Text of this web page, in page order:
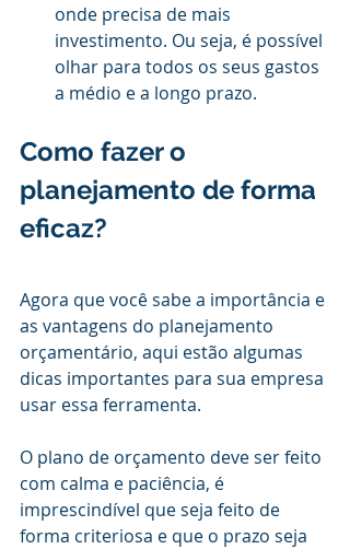
onde precisa de mais
investimento. Ou seja, é possível
olhar para todos os seus gastos
a médio e a longo prazo.
Como fazer o
planejamento de forma
eficaz?
Agora que você sabe a importância e
as vantagens do planejamento
orçamentário, aqui estão algumas
dicas importantes para sua empresa
usar essa ferramenta.
O plano de orçamento deve ser feito
com calma e paciência, é
imprescindível que seja feito de
forma criteriosa e que o prazo seja